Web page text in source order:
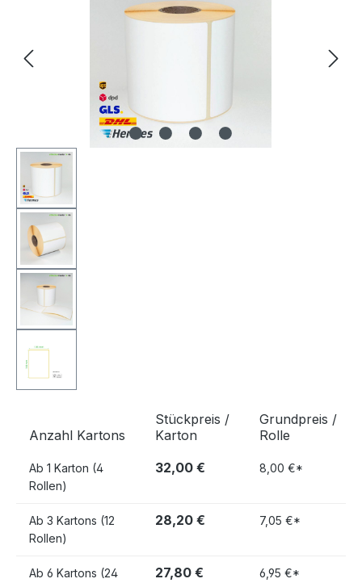
Anzahl Kartons
Stückpreis /
Karton
Grundpreis /
Rolle
Ab 1 Karton (4
Rollen)
32,00 € 8,00 €*
Ab 3 Kartons (12
Rollen)
28,20 € 7,05 €*
Ab 6 Kartons (24
27,80 € 6,95 €*